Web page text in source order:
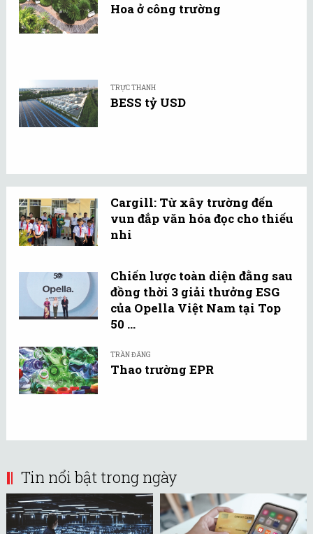
Hoa ở công trường
TRỰC THANH
BESS tỷ USD
Cargill: Từ xây trường đến
vun đắp văn hóa đọc cho thiếu
nhi
Chiến lược toàn diện đằng sau
đồng thời 3 giải thưởng ESG
của Opella Việt Nam tại Top
50 ...
TRẦN ĐĂNG
Thao trường EPR
Tin nổi bật trong ngày